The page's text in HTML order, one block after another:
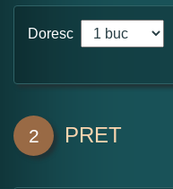
Doresc
2 PRET